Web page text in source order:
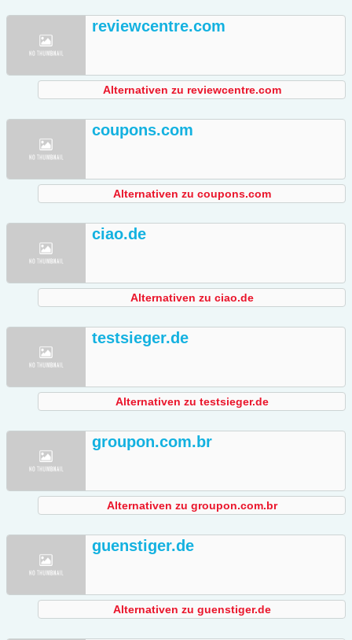
reviewcentre.com
Alternativen zu reviewcentre.com
coupons.com
Alternativen zu coupons.com
ciao.de
Alternativen zu ciao.de
testsieger.de
Alternativen zu testsieger.de
groupon.com.br
Alternativen zu groupon.com.br
guenstiger.de
Alternativen zu guenstiger.de